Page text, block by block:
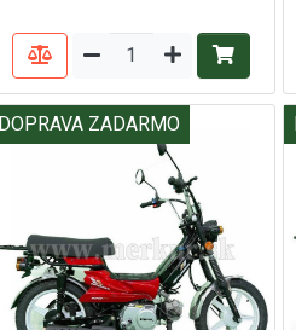
DOPRAVA ZADARMO